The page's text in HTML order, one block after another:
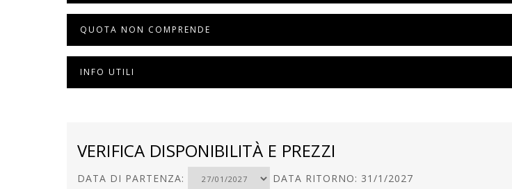
QUOTA NON COMPRENDE
INFO UTILI
VERIFICA DISPONIBILITÀ E PREZZI
DATA DI PARTENZA: DATA RITORNO: 31/1/2027